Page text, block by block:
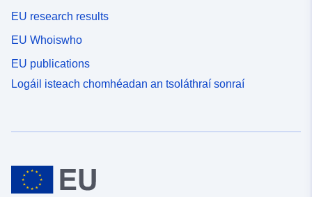
EU research results
EU Whoiswho
EU publications
Logáil isteach chomhéadan an tsoláthraí sonraí